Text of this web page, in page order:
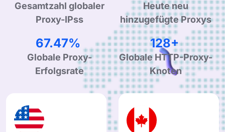
Gesamtzahl globaler
Proxy-IPss
Heute neu
hinzugefügte Proxys
99.90%
Globale Proxy-
Erfolgsrate
190+
Globale HTTP-Proxy-
Knoten